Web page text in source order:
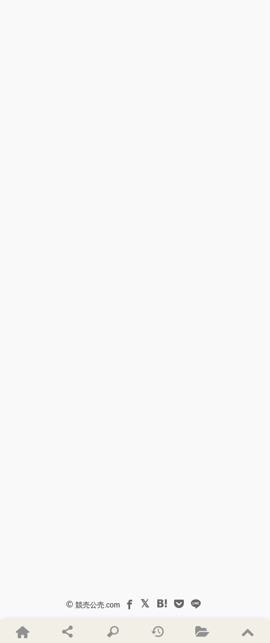
© 競売公売.com